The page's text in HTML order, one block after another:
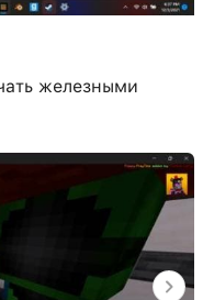
железными